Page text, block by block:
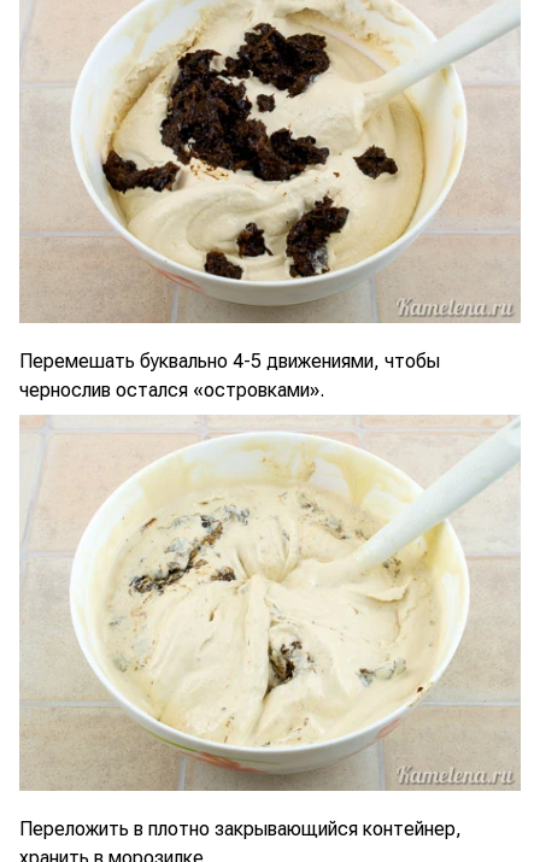
Перемешать буквально 4-5 движениями, чтобы
чернослив остался «островками».
Переложить в плотно закрывающийся контейнер,